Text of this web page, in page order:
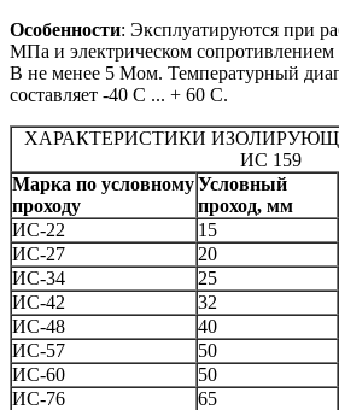
Особенности: Эксплуатируются при
МПа и электрическом
В не менее 5 Мом. Температурный
составляет -40 С ... + 60 С.
ХАРАКТЕРИСТИКИ
ИС 159
Марка по условному
проходу
Условный
проход, мм
ИС-22
15
ИС-27
20
ИС-34
25
ИС-42
32
ИС-48
40
ИС-57
50
ИС-60
50
ИС-76
65